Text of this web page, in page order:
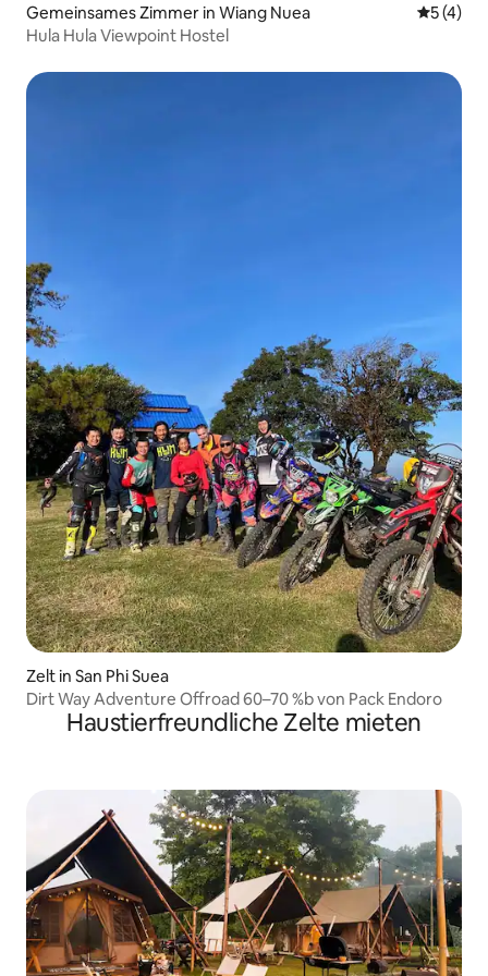
Gemeinsames Zimmer in Wiang Nuea
5 (4)
Hula Hula Viewpoint Hostel
Zelt in San Phi Suea
Dirt Way Adventure Offroad 60–70 %b von Pack Endoro
Haustierfreundliche Zelte mieten